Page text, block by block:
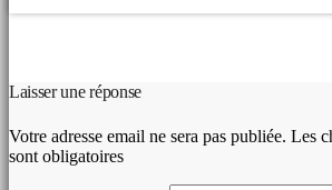
Laisser une réponse
Votre adresse email ne sera pas publiée. Les
sont obligatoires